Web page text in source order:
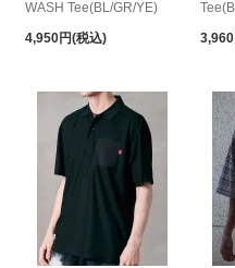
WASH Tee(BL/GR/YE)
4,950円(税込)